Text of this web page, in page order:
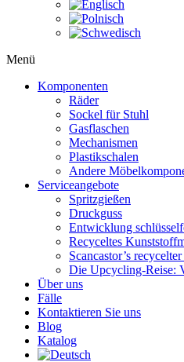
Menü
Komponenten
Räder
Sockel für Stuhl
Gasflaschen
Mechanismen
Plastikschalen
Andere
Serviceangebote
Spritzgießen
Druckguss
Entwicklung
Recyceltes
Scancastor’s
Die Upcycling-Reise:
Über uns
Fälle
Kontaktieren Sie uns
Blog
Katalog